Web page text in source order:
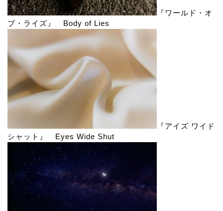
『ワールド・オ
ブ・ライズ』 Body of Lies
『アイズ ワイド
シャット』 Eyes Wide Shut